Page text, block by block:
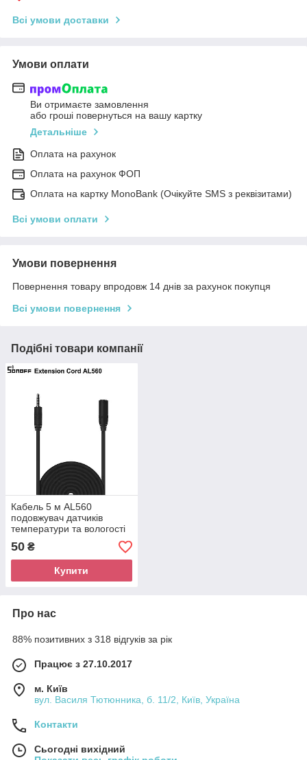
Всі умови доставки
Умови оплати
Ви отримаєте замовлення
або гроші повернуться на вашу картку
Детальніше
Оплата на рахунок
Оплата на рахунок ФОП
Оплата на картку MonoBank (Очікуйте SMS з реквізитами)
Всі умови оплати
Умови повернення
Повернення товару впродовж 14 днів за рахунок покупця
Всі умови повернення
Подібні товари компанії
Кабель 5 м AL560
подовжувач датчиків
температури та вологості
Si7021/AM2301/DS18B20
для SONOFF TH10/TH16
50 ₴
Купити
Про нас
88% позитивних з 318 відгуків за рік
Працює з 27.10.2017
м. Київ
вул. Василя Тютюнника, б. 11/2, Київ, Україна
Контакти
Сьогодні вихідний